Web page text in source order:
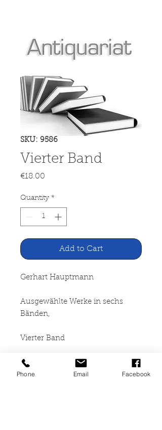
SKU: 9586
Vierter Band
€18.00
Quantity *
Add to Cart
Gerhart Hauptmann
Ausgewählte Werke in sechs
Bänden,
Vierter Band
Fischer Verlag, Berlin 1925
Phone Email Facebook